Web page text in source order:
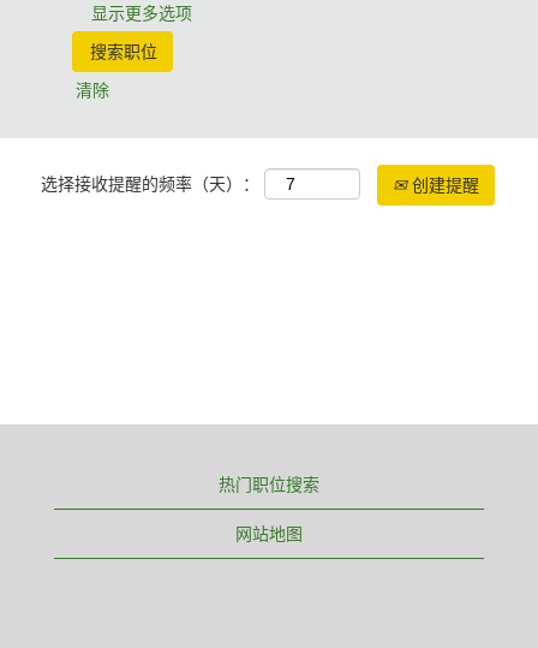
显示更多选项
清除
选择接收提醒的频率（天）： 创建提醒
热门职位搜索
网站地图